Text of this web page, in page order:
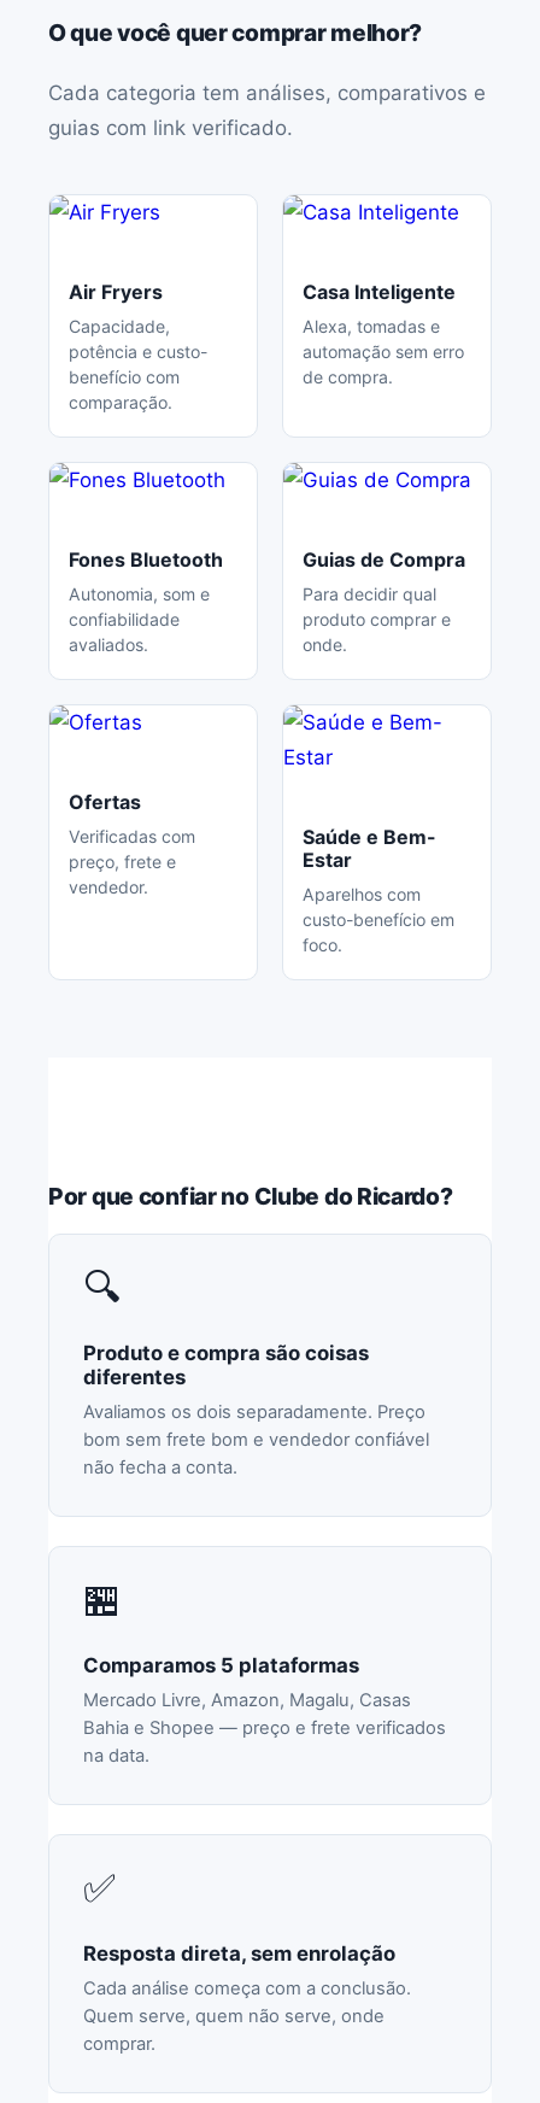
O que você quer comprar melhor?
Cada categoria tem análises, comparativos e
guias com link verificado.
Air Fryers
Capacidade,
potência e custo-
benefício com
comparação.
Casa Inteligente
Alexa, tomadas e
automação sem erro
de compra.
Fones Bluetooth
Autonomia, som e
confiabilidade
avaliados.
Guias de Compra
Para decidir qual
produto comprar e
onde.
Ofertas
Verificadas com
preço, frete e
vendedor.
Saúde e Bem-
Estar
Aparelhos com
custo-benefício em
foco.
Por que confiar no Clube do Ricardo?
🔍
Produto e compra são coisas
diferentes
Avaliamos os dois separadamente. Preço
bom sem frete bom e vendedor confiável
não fecha a conta.
🏪
Comparamos 5 plataformas
Mercado Livre, Amazon, Magalu, Casas
Bahia e Shopee — preço e frete verificados
na data.
✅
Resposta direta, sem enrolação
Cada análise começa com a conclusão.
Quem serve, quem não serve, onde
comprar.